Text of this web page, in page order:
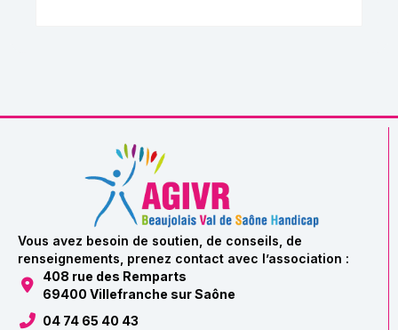
Vous avez besoin de soutien, de conseils, de
renseignements, prenez contact avec l’association :
408 rue des Remparts
69400 Villefranche sur Saône
04 74 65 40 43